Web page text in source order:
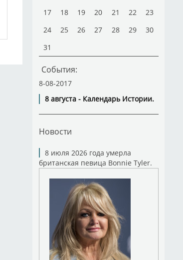
17
18 19 20 21 22
23
24
25 26 27 28 29
30
31
События:
8-08-2017
8 августа - Календарь Истории.
Новости
8 июля 2026 года умерла
британская певица Bonnie Tyler.